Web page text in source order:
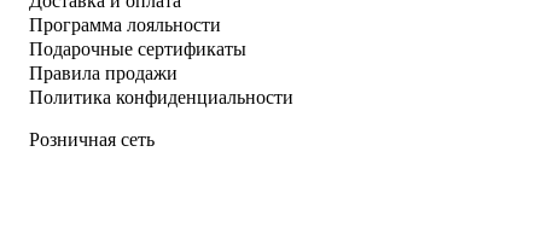
Программа лояльности
Подарочные сертификаты
Правила продажи
Политика конфиденциальности
Розничная сеть